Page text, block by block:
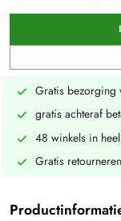
Gratis bezorging
gratis achteraf
48 winkels in
Gratis